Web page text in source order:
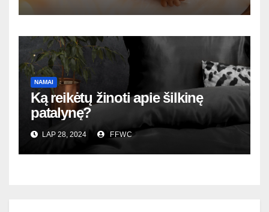
NAMAI
Ką reikėtų žinoti apie šilkinę
patalynę?
LAP 28, 2024 FFWC